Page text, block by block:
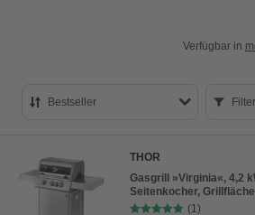
Verfügbar in
Bestseller
Preis aufsteigend
Preis absteigend
THOR
Gasgrill »Virginia«, 4,2
Seitenkocher,
(1)